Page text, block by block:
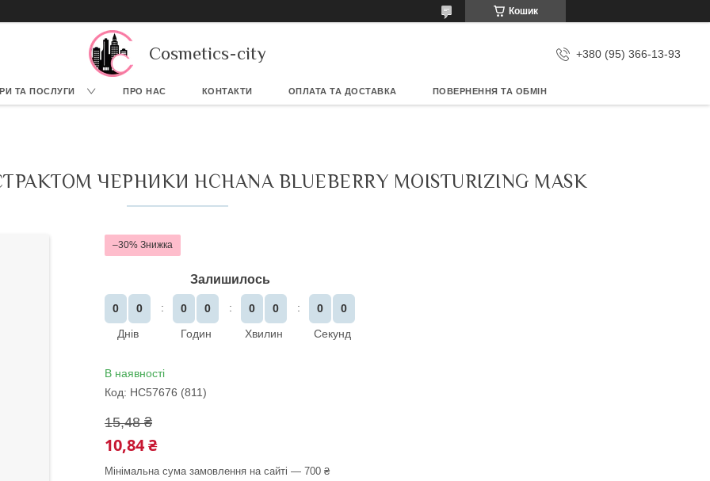
Кошик
Cosmetics-city +380 (95) 366-13-93
ТА ПОСЛУГИ ПРО НАС КОНТАКТИ ОПЛАТА ТА ДОСТАВКА ПОВЕРНЕННЯ ТА ОБМІН
ЧЕРНИКИ HCHANA BLUEBERRY MOISTURIZING MASK
–30%
Залишилось
0
0
Днів
0
0
Годин
0
0
Хвилин
0
0
Секунд
В наявності
Код: HC57676 (811)
15,48 ₴
10,84 ₴
Мінімальна сума замовлення на сайті — 700 ₴